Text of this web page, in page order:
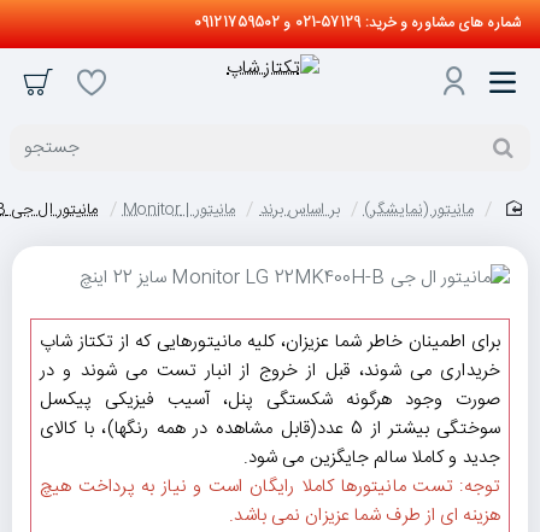
شماره های مشاوره و خرید: 57129-021 و 09121759502
جستجو
مانیتور (نمایشگر) بر اساس برند مانیتور | Monitor مانیتور ال جی Monitor LG 22MK400H-B سایز 22 اینچ
برای اطمینان خاطر شما عزیزان، کلیه مانیتورهایی که از تکتاز شاپ
خریداری می شوند، قبل از خروج از انبار تست می شوند و در
صورت وجود هرگونه شکستگی پنل، آسیب فیزیکی پیکسل
سوختگی بیشتر از 5 عدد(قابل مشاهده در همه رنگها)، با کالای
جدید و کاملا سالم جایگزین می شود.
توجه: تست مانیتورها کاملا رایگان است و نیاز به پرداخت هیچ
هزینه ای از طرف شما عزیزان نمی باشد.